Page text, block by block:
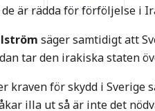
är rädda för förföljelse i
säger samtidigt att
tar den irakiska staten
för skydd i Sverige
illa ut så är inte det